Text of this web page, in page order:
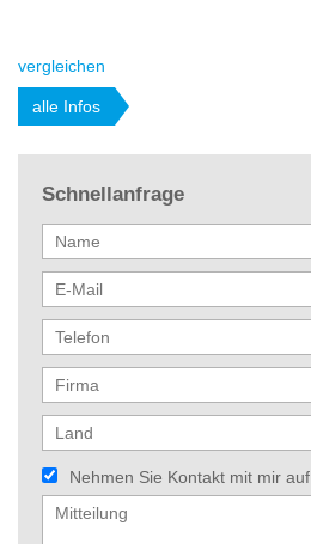
vergleichen
alle Infos
Schnellanfrage
Nehmen Sie Kontakt mit mir auf